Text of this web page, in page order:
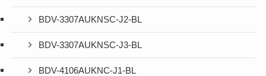
BDV-3307AUKNSC-J2-BL
BDV-3307AUKNSC-J3-BL
BDV-4106AUKNC-J1-BL